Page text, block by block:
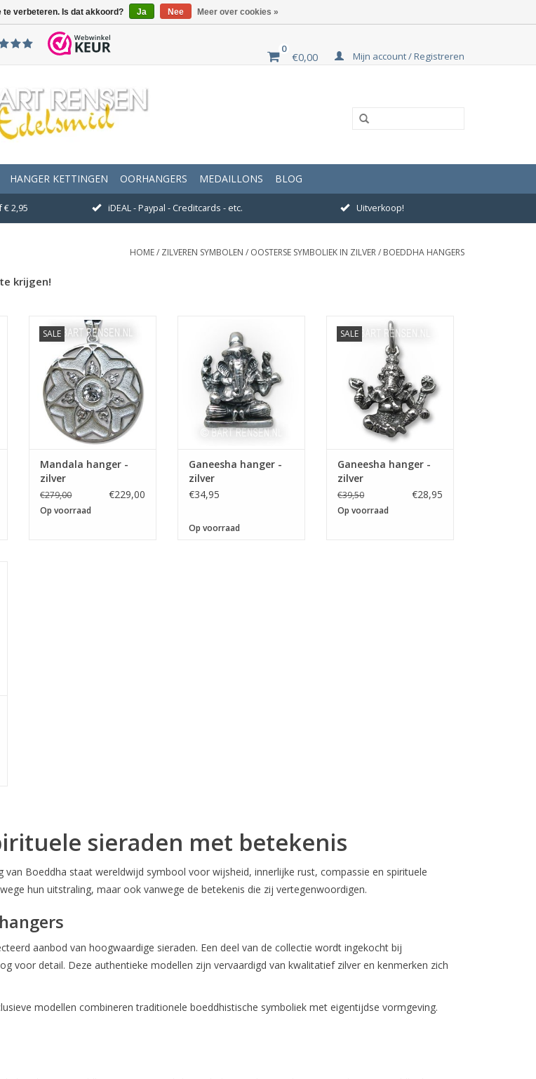
0
€0,00 Mijn account / Registreren
HANGER KETTINGEN OORHANGERS MEDAILLONS BLOG
2,95 iDEAL - Paypal - Creditcards - etc. Uitverkoop!
HOME/ ZILVEREN SYMBOLEN / OOSTERSE SYMBOLIEK IN ZILVER/ BOEDDHA HANGERS
krijgen!
SALE
Afmeting 47 x 47 mm
Mandala hanger -
zilver
€279,00 €229,00
Op voorraad
Ganeesha hanger -
zilver
€34,95
Op voorraad
SALE
Afmeting 22 x 24 mm
Ganeesha hanger -
zilver
€39,50 €28,95
Op voorraad
sieraden met betekenis
Boeddha staat wereldwijd symbool voor wijsheid, innerlijke rust, compassie en spirituele
hun uitstraling, maar ook vanwege de betekenis die zij vertegenwoordigen.
aanbod van hoogwaardige sieraden. Een deel van de collectie wordt ingekocht bij
voor detail. Deze authentieke modellen zijn vervaardigd van kwalitatief zilver en kenmerken zich
modellen combineren traditionele boeddhistische symboliek met eigentijdse vormgeving.
te verbeteren. Is dat akkoord? Ja Nee Meer over cookies »
verzenddatum is woensdag 12
augustus